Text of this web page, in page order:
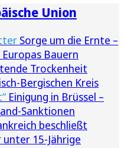
Union
Sorge um die Ernte –
Bauern
Trockenheit
Bergischen Kreis
Einigung in Brüssel –
Sanktionen
beschließt
15-Jährige